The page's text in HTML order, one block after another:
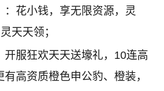
花小钱，享无限资源，灵
天天领；
服狂欢天天送壕礼，10连高
高资质橙色申公豹、橙装，